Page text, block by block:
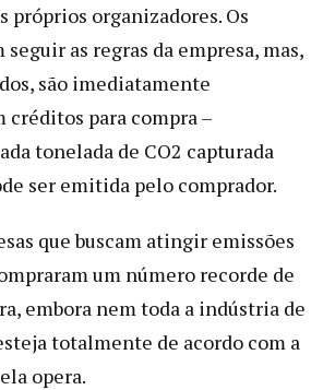
próprios organizadores. Os
as regras da empresa, mas,
são imediatamente
créditos para compra –
tonelada de CO2 capturada
ser emitida pelo comprador.
que buscam atingir emissões
um número recorde de
embora nem toda a indústria de
totalmente de acordo com a
opera.